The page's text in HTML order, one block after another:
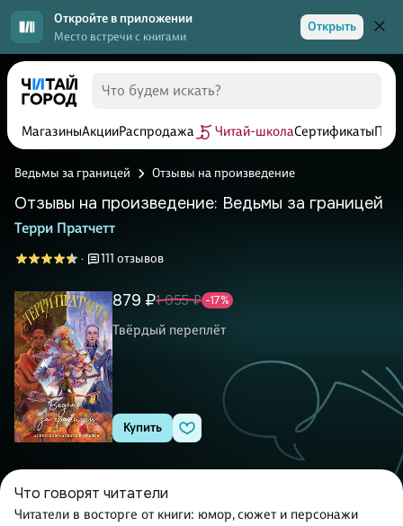
Откройте в приложении
Место встречи с книгами
Открыть
МагазиныАкцииРаспродажа Читай-школаСертификаты
Ведьмы за границей Отзывы на произведение
Отзывы на произведение: Ведьмы за границей
Терри Пратчетт
· 111 отзывов
879 ₽1 055 ₽ -17%
Твёрдый переплёт
Купить
Что говорят читатели
Читатели в восторге от книги: юмор, сюжет и персонажи